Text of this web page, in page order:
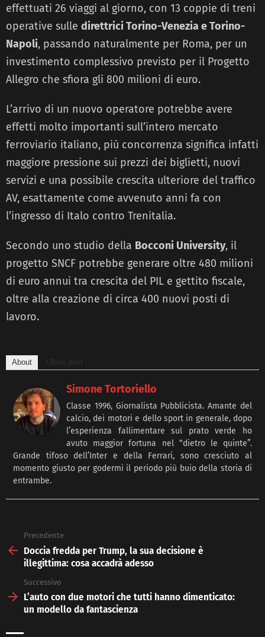
effettuati 26 viaggi al giorno, con 13 coppie di treni
operative sulle direttrici Torino-Venezia e Torino-
Napoli, passando naturalmente per Roma, per un
investimento complessivo previsto per il Progetto
Allegro che sfiora gli 800 milioni di euro.
L’arrivo di un nuovo operatore potrebbe avere
effetti molto importanti sull’intero mercato
ferroviario italiano, più concorrenza significa infatti
maggiore pressione sui prezzi dei biglietti, nuovi
servizi e una possibile crescita ulteriore del traffico
AV, esattamente come avvenuto anni fa con
l’ingresso di Italo contro Trenitalia.
Secondo uno studio della Bocconi University, il
progetto SNCF potrebbe generare oltre 480 milioni
di euro annui tra crescita del PIL e gettito fiscale,
oltre alla creazione di circa 400 nuovi posti di
lavoro.
About Ultimi post
Simone Tortoriello
Classe 1996, Giornalista Pubblicista. Amante del
calcio, dei motori e dello sport in generale, dopo
l’esperienza fallimentare sul prato verde ho
avuto maggior fortuna nel “dietro le quinte”.
Grande tifoso dell’Inter e della Ferrari, sono cresciuto al
momento giusto per godermi il periodo più buio della storia di
entrambe.
more
Precedente
Doccia fredda per Trump, la sua decisione è
illegittima: cosa accadrà adesso
Successivo
L’auto con due motori che tutti hanno dimenticato:
un modello da fantascienza